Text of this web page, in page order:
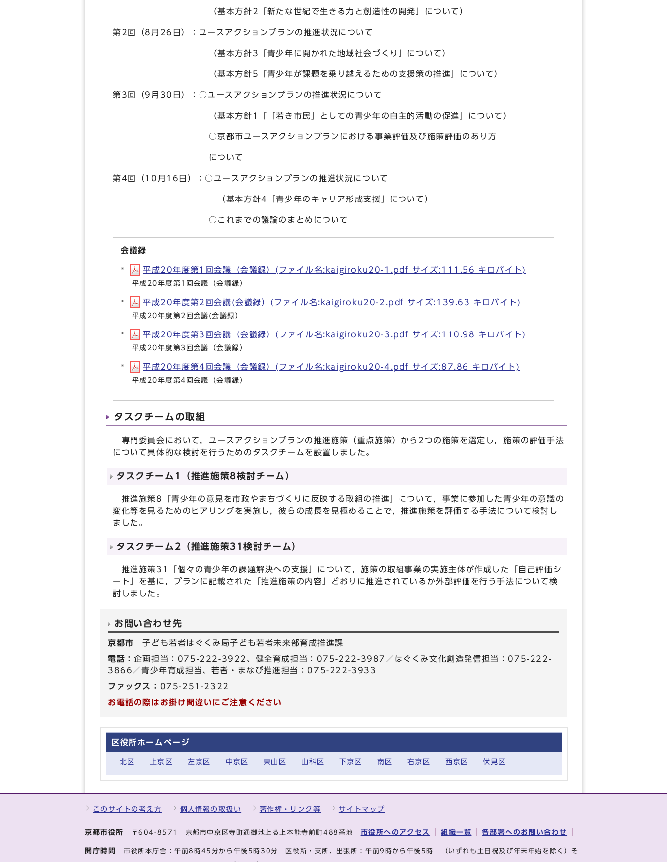
（基本方針2「新たな世紀で生きる力と創造性の開発」について）
第2回（8月26日）：ユースアクションプランの推進状況について
（基本方針3「青少年に開かれた地域社会づくり」について）
（基本方針5「青少年が課題を乗り越えるための支援策の推進」について）
第3回（9月30日）：○ユースアクションプランの推進状況について
（基本方針1「「若き市民」としての青少年の自主的活動の促進」について）
○京都市ユースアクションプランにおける事業評価及び施策評価のあり方
について
第4回（10月16日）：○ユースアクションプランの推進状況について
（基本方針4「青少年のキャリア形成支援」について）
○これまでの議論のまとめについて
会議録
平成20年度第1回会議（会議録）(ファイル名:kaigiroku20-1.pdf サイズ:111.56 キロバイト)
平成20年度第1回会議（会議録）
平成20年度第2回会議(会議録）(ファイル名:kaigiroku20-2.pdf サイズ:139.63 キロバイト)
平成20年度第2回会議(会議録）
平成20年度第3回会議（会議録）(ファイル名:kaigiroku20-3.pdf サイズ:110.98 キロバイト)
平成20年度第3回会議（会議録）
平成20年度第4回会議（会議録）(ファイル名:kaigiroku20-4.pdf サイズ:87.86 キロバイト)
平成20年度第4回会議（会議録）
タスクチームの取組
専門委員会において，ユースアクションプランの推進施策（重点施策）から2つの施策を選定し，施策の評価手法
について具体的な検討を行うためのタスクチームを設置しました。
タスクチーム1（推進施策8検討チーム）
推進施策8「青少年の意見を市政やまちづくりに反映する取組の推進」について，事業に参加した青少年の意識の
変化等を見るためのヒアリングを実施し，彼らの成長を見極めることで，推進施策を評価する手法について検討し
ました。
タスクチーム2（推進施策31検討チーム）
推進施策31「個々の青少年の課題解決への支援」について，施策の取組事業の実施主体が作成した「自己評価シ
ート」を基に，プランに記載された「推進施策の内容」どおりに推進されているか外部評価を行う手法について検
討しました。
お問い合わせ先
京都市子ども若者はぐくみ局子ども若者未来部育成推進課
電話： 企画担当：075-222-3922、健全育成担当：075-222-3987／はぐくみ文化創造発信担当：075-222-
3866／青少年育成担当、若者・まなび推進担当：075-222-3933
ファックス： 075-251-2322
お電話の際はお掛け間違いにご注意ください
区役所ホームページ
北区 上京区 左京区 中京区 東山区 山科区 下京区 南区 右京区 西京区 伏見区
このサイトの考え方 個人情報の取扱い 著作権・リンク等 サイトマップ
京都市役所 〒604-8571 京都市中京区寺町通御池上る上本能寺前町488番地 市役所へのアクセス 組織一覧 各部署へのお問い合わせ
開庁時間 市役所本庁舎：午前8時45分から午後5時30分 区役所・支所、出張所：午前9時から午後5時 （いずれも土日祝及び年末年始を除く）そ